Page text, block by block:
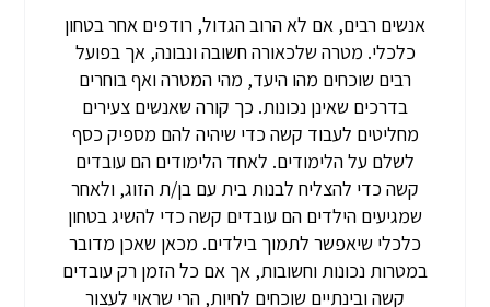
אנשים רבים, אם לא הרוב הגדול, רודפים אחר בטחון
כלכלי. מטרה שלכאורה חשובה ונבונה, אך בפועל
רבים שוכחים מהו היעד, מהי המטרה ואף בוחרים
בדרכים שאינן נכונות. כך קורה שאנשים צעירים
מחליטים לעבוד קשה כדי שיהיה להם מספיק כסף
לשלם על הלימודים. לאחד הלימודים הם עובדים
קשה כדי להצליח לבנות בית עם בן/ת הזוג, ולאחר
שמגיעים הילדים הם עובדים קשה כדי להשיג בטחון
כלכלי שיאפשר לתמוך בילדים. מכאן שאכן מדובר
במטרות נכונות וחשובות, אך אם כל הזמן רק עובדים
קשה ובינתיים שוכחים לחיות, הרי שראוי לעצור